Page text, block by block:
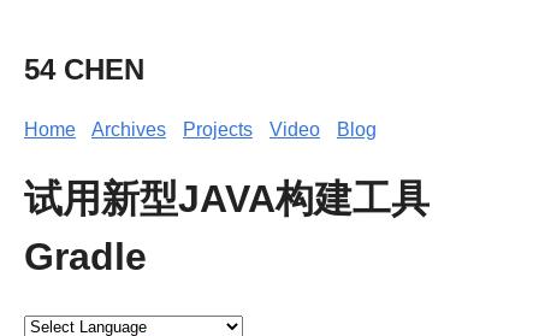
54 CHEN
Home Archives Projects Video Blog
试用新型JAVA构建工具
Gradle